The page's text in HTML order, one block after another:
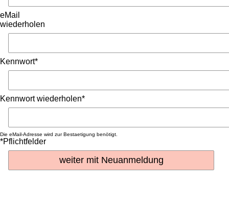
eMail
wiederholen
Kennwort*
Kennwort wiederholen*
Die eMail-Adresse wird zur Bestaetigung benötigt.
*Pflichtfelder